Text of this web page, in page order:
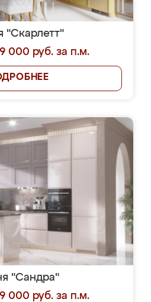
"Скарлетт"
000 руб. за п.м.
"Сандра"
000 руб. за п.м.